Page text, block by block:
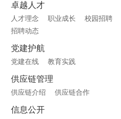
卓越人才
人才理念 职业成长 校园招聘
招聘动态
党建护航
党建在线 教育实践
供应链管理
供应链介绍 供应链合作
信息公开